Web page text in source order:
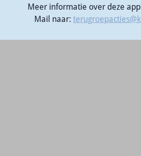
Meer informatie over deze
Mail naar: